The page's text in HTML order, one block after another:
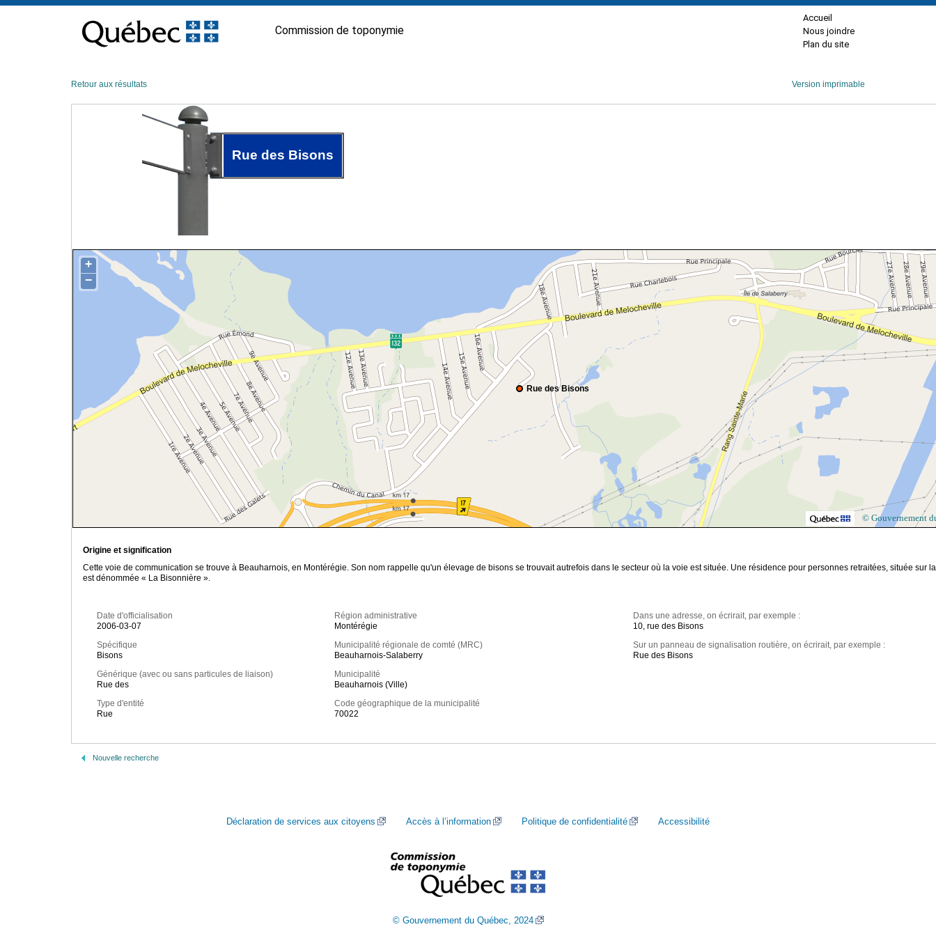
contenu
Commission de toponymie
Accueil
Nous joindre
Plan du site
Retour aux résultats Version imprimable
Rue des Bisons
Rue des Bisons
+
−
© Gouvernement
Origine et signification
Cette voie de communication se trouve à Beauharnois, en Montérégie. Son nom rappelle qu'un élevage de bisons se trouvait autrefois dans le secteur où la voie est située. Une résidence pour personnes retraitées, située sur
est dénommée « La Bisonnière ».
Date d'officialisation
2006-03-07
Spécifique
Bisons
Générique (avec ou sans particules de liaison)
Rue des
Type d'entité
Rue
Région administrative
Montérégie
Municipalité régionale de comté (MRC)
Beauharnois-Salaberry
Municipalité
Beauharnois (Ville)
Code géographique de la municipalité
70022
Dans une adresse, on écrirait, par exemple :
10, rue des Bisons
Sur un panneau de signalisation routière, on écrirait, par exemple :
Rue des Bisons
Nouvelle recherche
Déclaration de services aux citoyens Accès à l’information Politique de confidentialité Accessibilité
© Gouvernement du Québec, 2024